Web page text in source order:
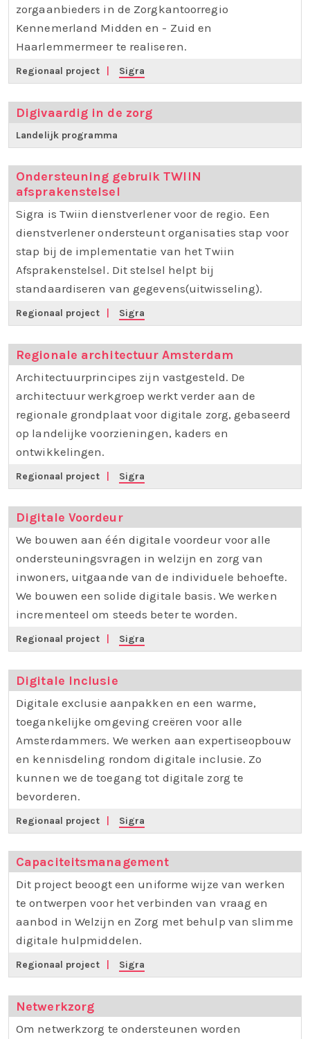
zorgaanbieders in de Zorgkantoorregio
Kennemerland Midden en - Zuid en
Haarlemmermeer te realiseren.
Regionaal project Sigra
Digivaardig in de zorg
Landelijk programma
Ondersteuning gebruik TWIIN
afsprakenstelsel
Sigra is Twiin dienstverlener voor de regio. Een
dienstverlener ondersteunt organisaties stap voor
stap bij de implementatie van het Twiin
Afsprakenstelsel. Dit stelsel helpt bij
standaardiseren van gegevens(uitwisseling).
Regionaal project Sigra
Regionale architectuur Amsterdam
Architectuurprincipes zijn vastgesteld. De
architectuur werkgroep werkt verder aan de
regionale grondplaat voor digitale zorg, gebaseerd
op landelijke voorzieningen, kaders en
ontwikkelingen.
Regionaal project Sigra
Digitale Voordeur
We bouwen aan één digitale voordeur voor alle
ondersteuningsvragen in welzijn en zorg van
inwoners, uitgaande van de individuele behoefte.
We bouwen een solide digitale basis. We werken
incrementeel om steeds beter te worden.
Regionaal project Sigra
Digitale Inclusie
Digitale exclusie aanpakken en een warme,
toegankelijke omgeving creëren voor alle
Amsterdammers. We werken aan expertiseopbouw
en kennisdeling rondom digitale inclusie. Zo
kunnen we de toegang tot digitale zorg te
bevorderen.
Regionaal project Sigra
Capaciteitsmanagement
Dit project beoogt een uniforme wijze van werken
te ontwerpen voor het verbinden van vraag en
aanbod in Welzijn en Zorg met behulp van slimme
digitale hulpmiddelen.
Regionaal project Sigra
Netwerkzorg
Om netwerkzorg te ondersteunen worden